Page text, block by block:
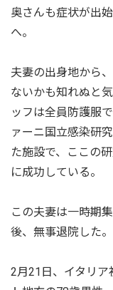
奥さんも症状が出
へ。
夫妻の出身地から
ないかも知れぬと
ッフは全員防護服
ァーニ国立感染研
た施設で、ここの
に成功している。
この夫妻は一時期
後、無事退院した。
2月21日、イタリ